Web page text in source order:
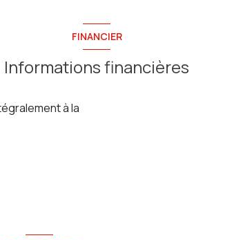
FINANCIER
Informations financières
à la